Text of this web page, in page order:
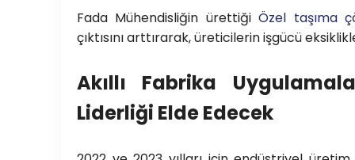
Fada Mühendisliğin ürettiğiÖzel taşıma
çıktısını arttırarak, üreticilerin işgücü
Akıllı Fabrika
Liderliği Elde Edecek